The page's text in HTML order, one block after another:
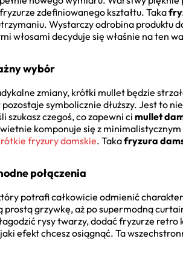
zdefiniowanego kształtu. Taka
Wystarczy odrobina produktu
włosami decyduje się właśnie na ten
wybór
zmiany, krótki mullet będzie
pozostaje symbolicznie dłuższy. Jest to
szukasz czegoś, co zapewni ci mullet
komponuje się z
fryzury damskie. Takafryzura
połączenia
potrafi całkowicie odmienić
prostą grzywkę, aż po supermodną
rysy twarzy, dodać fryzurze
efekt chcesz osiągnąć. Ta